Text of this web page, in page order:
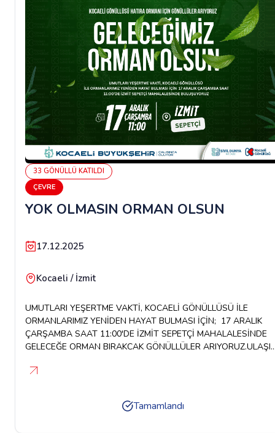
33 GÖNÜLLÜ KATILDI
ÇEVRE
YOK OLMASIN ORMAN OLSUN
17.12.2025
Kocaeli / İzmit
UMUTLARI YEŞERTME VAKTİ, KOCAELİ GÖNÜLLÜSÜ İLE
ORMANLARIMIZ YENİDEN HAYAT BULMASI İÇİN; 17 ARALIK
ÇARŞAMBA SAAT 11:00'DE İZMİT SEPETÇİ MAHALALESİNDE
GELECEĞE ORMAN BIRAKCAK GÖNÜLLÜLER
BÜYÜKŞEHİR BELEDİYESİ OTOPARKI ANTİKKAPI RESTORAN
Tamamlandı